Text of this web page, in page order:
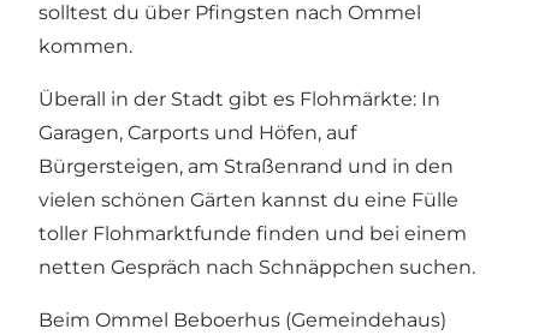
solltest du über Pfingsten nach Ommel
kommen.
Überall in der Stadt gibt es Flohmärkte: In
Garagen, Carports und Höfen, auf
Bürgersteigen, am Straßenrand und in den
vielen schönen Gärten kannst du eine Fülle
toller Flohmarktfunde finden und bei einem
netten Gespräch nach Schnäppchen suchen.
Beim Ommel Beboerhus (Gemeindehaus)